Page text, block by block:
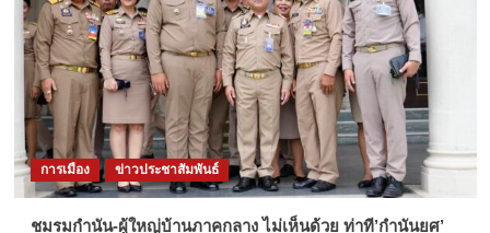
การเมือง ข่าวประชาสัมพันธ์
ชมรมกำนัน-ผู้ใหญ่บ้านภาคกลาง ไม่เห็นด้วย ท่าที’กำนันยศ’